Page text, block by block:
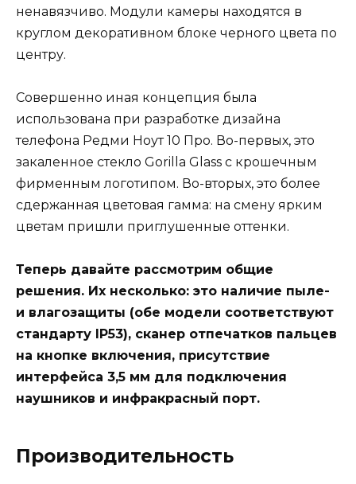
ненавязчиво. Модули камеры находятся в
круглом декоративном блоке черного цвета по
центру.
Совершенно иная концепция была
использована при разработке дизайна
телефона Редми Ноут 10 Про. Во-первых, это
закаленное стекло Gorilla Glass с крошечным
фирменным логотипом. Во-вторых, это более
сдержанная цветовая гамма: на смену ярким
цветам пришли приглушенные оттенки.
Теперь давайте рассмотрим общие
решения. Их несколько: это наличие пыле-
и влагозащиты (обе модели соответствуют
стандарту IP53), сканер отпечатков пальцев
на кнопке включения, присутствие
интерфейса 3,5 мм для подключения
наушников и инфракрасный порт.
Производительность